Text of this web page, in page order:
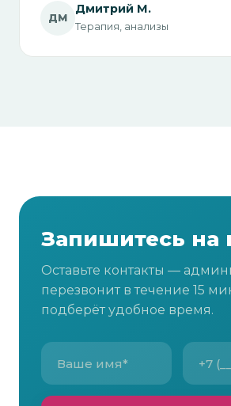
ДМ
Дмитрий М.
Терапия, анализы
Запишитесь на
Оставьте контакты —
перезвонит в течение 15
подберёт удобное время.